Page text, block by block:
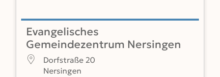
Evangelisches
Gemeindezentrum Nersingen
Dorfstraße 20
Nersingen